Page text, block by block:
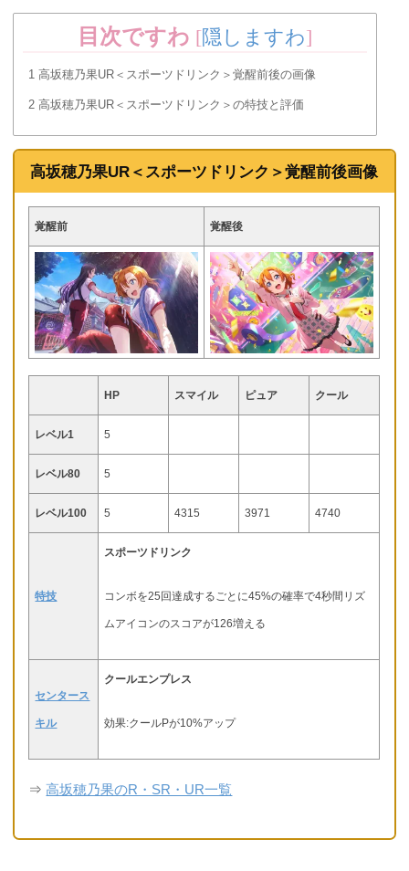
目次ですわ [隠しますわ]
1 高坂穂乃果UR＜スポーツドリンク＞覚醒前後の画像
2 高坂穂乃果UR＜スポーツドリンク＞の特技と評価
高坂穂乃果UR＜スポーツドリンク＞覚醒前後画像
覚醒前 覚醒後
HP スマイル ピュア クール
レベル1 5
レベル80 5
レベル100 5 4315 3971 4740
特技
スポーツドリンク
コンボを25回達成するごとに45%の確率で4秒間リズ
ムアイコンのスコアが126増える
センタース
キル
クールエンプレス
効果:クールPが10%アップ
⇒高坂穂乃果のR・SR・UR一覧